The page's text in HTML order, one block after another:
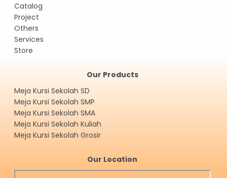
Catalog
Project
Others
Services
Store
Our Products
Meja Kursi Sekolah SD
Meja Kursi Sekolah SMP
Meja Kursi Sekolah SMA
Meja Kursi Sekolah Kuliah
Meja Kursi Sekolah Grosir
Our Location